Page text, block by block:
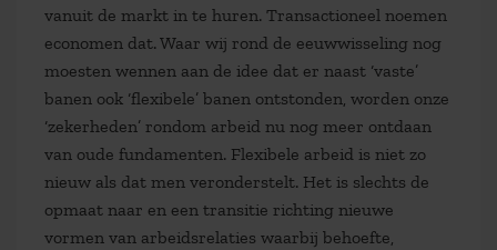
vanuit de markt in te huren. Transactioneel noemen
economen dat. Waar wij rond de eeuwwisseling nog
moesten wennen aan de idee dat er naast ‘vaste’
banen ook ‘flexibele’ banen ontstonden, worden onze
‘zekerheden’ rondom arbeid nu nog meer ontdaan
van oude fundamenten. Flexibele arbeid is niet zo
nieuw als dat men veronderstelt. Het is slechts de
opmaat naar en een transitie richting nieuwe
vormen van arbeidsrelaties waarbij behoefte,